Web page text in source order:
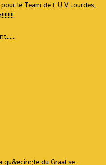
le Team de l' U V Lourdes,
qu&ecirc;te du Graal se